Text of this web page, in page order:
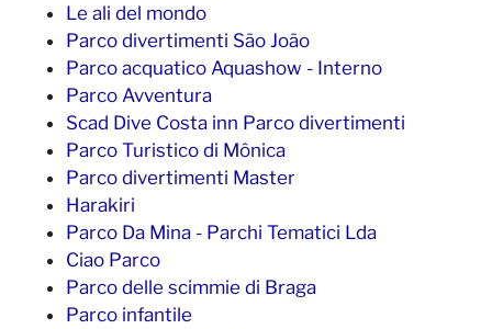
Le ali del mondo
Parco divertimenti São João
Parco acquatico Aquashow - Interno
Parco Avventura
Scad Dive Costa inn Parco divertimenti
Parco Turistico di Mônica
Parco divertimenti Master
Harakiri
Parco Da Mina - Parchi Tematici Lda
Ciao Parco
Parco delle scimmie di Braga
Parco infantile